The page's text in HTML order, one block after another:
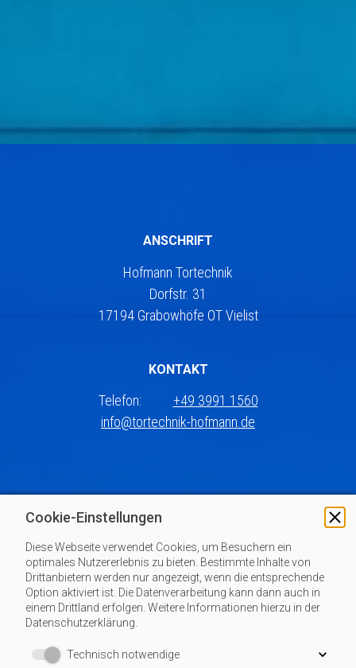
ANSCHRIFT
Hofmann Tortechnik
Dorfstr. 31
17194 Grabowhöfe OT Vielist
KONTAKT
Telefon: +49 3991 1560
info@tortechnik-hofmann.de
ANGEBOTSANFRAGE
Sie haben Interesse an unseren Dienstleistungen, oder
möchten ein Angebot einholen? Schreiben Sie uns an. Wir
gehen genau auf Ihre Anliegen ein und schlagen Ihnen eine
praktikable und kostengünstige Lösung vor.
Angebotsanfrage
Cookie-Einstellungen
Diese Webseite verwendet Cookies, um Besuchern ein
optimales Nutzererlebnis zu bieten. Bestimmte Inhalte von
Drittanbietern werden nur angezeigt, wenn die entsprechende
Option aktiviert ist. Die Datenverarbeitung kann dann auch in
einem Drittland erfolgen. Weitere Informationen hierzu in der
Datenschutzerklärung.
Technisch notwendige